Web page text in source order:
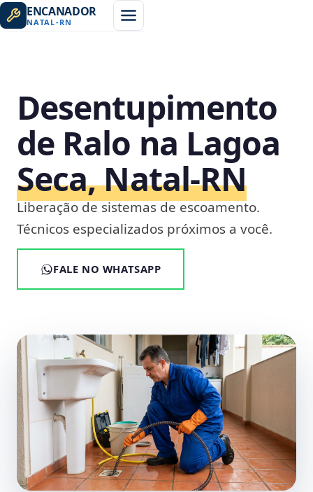
ENCANADOR
NATAL-RN
Desentupimento
de Ralo na Lagoa
Seca, Natal‑RN
Liberação de sistemas de escoamento.
Técnicos especializados próximos a você.
FALE NO WHATSAPP